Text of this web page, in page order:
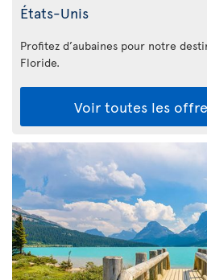
États-Unis
Profitez d’aubaines pour notre
Floride.
Voir toutes les